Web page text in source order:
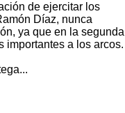
de ejercitar los
Díaz, nunca
ya que en la segunda
importantes a los arcos.